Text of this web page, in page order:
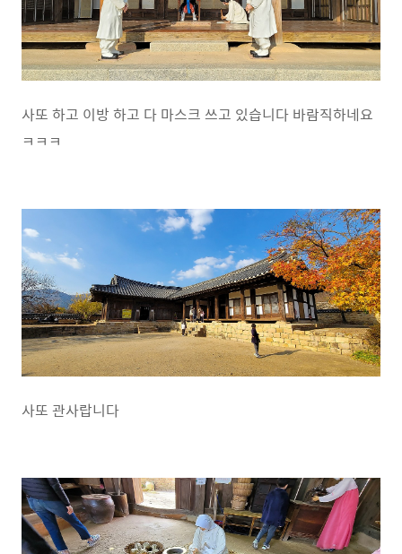
사또 하고 이방 하고 다 마스크 쓰고 있습니다 바람직하네요
ㅋㅋㅋ
사또 관사랍니다